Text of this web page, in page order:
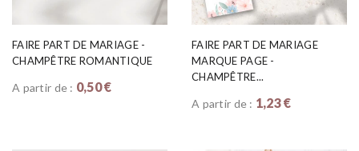
FAIRE PART DE MARIAGE -
CHAMPÊTRE ROMANTIQUE
A partir de : 0,50 €
FAIRE PART DE MARIAGE
MARQUE PAGE -
CHAMPÊTRE...
A partir de : 1,23 €